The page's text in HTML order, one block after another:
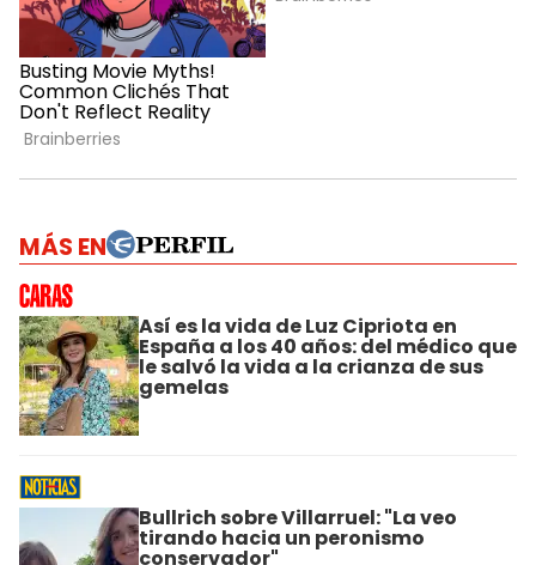
MÁS EN
Así es la vida de Luz Cipriota en
España a los 40 años: del médico que
le salvó la vida a la crianza de sus
gemelas
Bullrich sobre Villarruel: "La veo
tirando hacia un peronismo
conservador"